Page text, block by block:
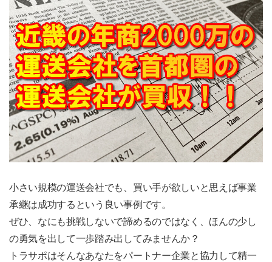
小さい規模の運送会社でも、買い手が欲しいと思えば事業
承継は成功するという良い事例です。
ぜひ、なにも挑戦しないで諦めるのではなく、ほんの少し
の勇気を出して一歩踏み出してみませんか？
トラサポはそんなあなたをパートナー企業と協力して精一